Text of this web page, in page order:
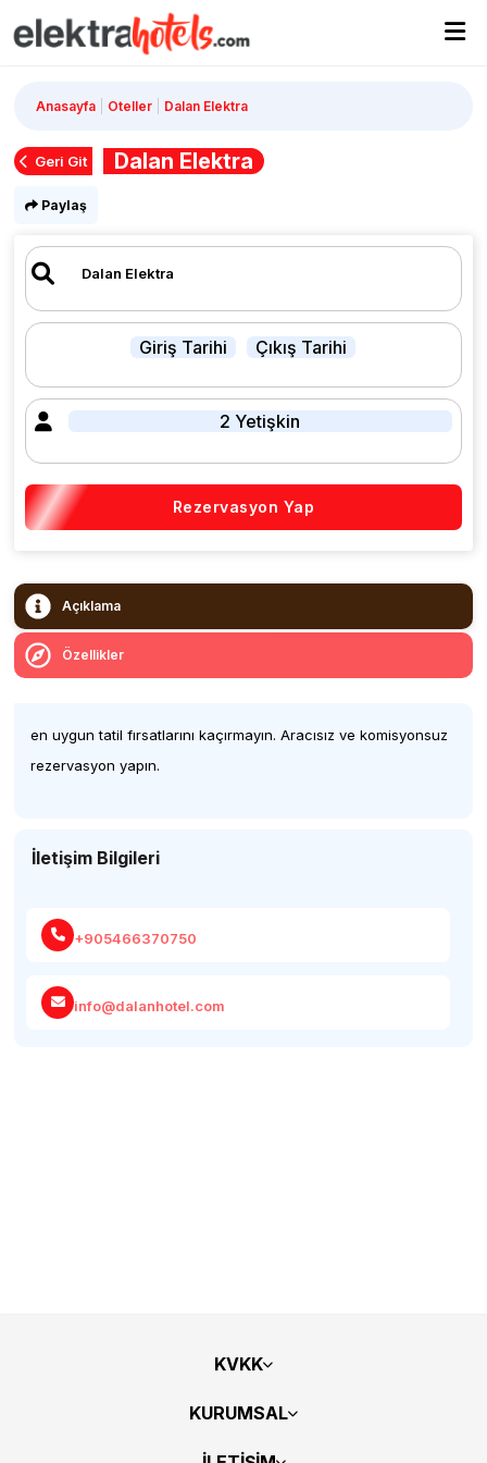
Anasayfa Oteller Dalan Elektra
Geri Git Dalan Elektra
Paylaş
Giriş Tarihi Çıkış Tarihi
2 Yetişkin
Rezervasyon Yap
Açıklama
Özellikler
en uygun tatil fırsatlarını kaçırmayın. Aracısız ve komisyonsuz
rezervasyon yapın.
İletişim Bilgileri
+905466370750
info@dalanhotel.com
KVKK
KURUMSAL